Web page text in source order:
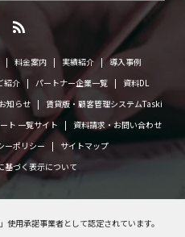
料金案内 実績紹介
導入事例
紹介 パートナー企業一覧
資料DL
お知らせ
賃貸版・顧客管理システムTaski
ト 一覧サイト
資料請求・お問い合わせ
ーポリシー
サイトマップ
基づく表示について
使用承諾事業者として認定されています。